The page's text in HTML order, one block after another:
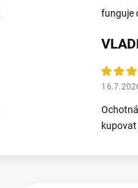
funguje
kupovat